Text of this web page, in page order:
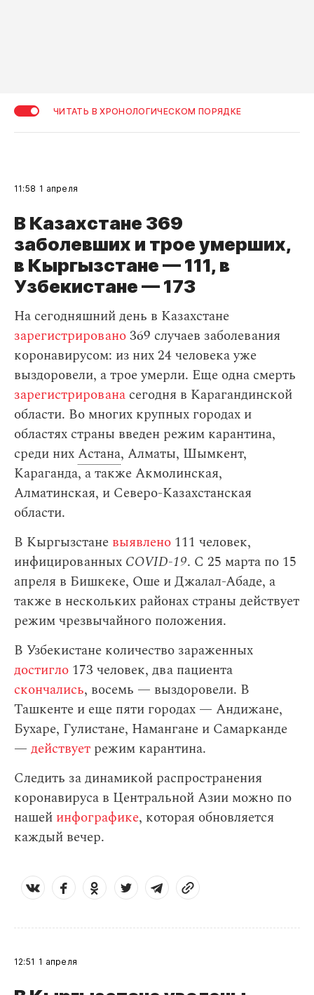
ЧИТАТЬ В ХРОНОЛОГИЧЕСКОМ ПОРЯДКЕ
11:58 1 апреля
В Казахстане 369
заболевших и трое умерших,
в Кыргызстане — 111, в
Узбекистане — 173
На сегодняшний день в Казахстане
зарегистрировано369 случаев заболевания
коронавирусом: из них 24 человека уже
выздоровели, а трое умерли. Еще одна смерть
зарегистрирована сегодня в Карагандинской
области. Во многих крупных городах и
областях страны введен режим карантина,
среди нихАстана, Алматы, Шымкент,
Караганда, а также Акмолинская,
Алматинская, и Северо-Казахстанская
области.
В Кыргызстане выявлено 111 человек,
инфицированных COVID-19. С 25 марта по 15
апреля в Бишкеке, Оше и Джалал-Абаде, а
также в нескольких районах страны действует
режим чрезвычайного положения.
В Узбекистане количество зараженных
достигло 173 человек, два пациента
скончались, восемь — выздоровели. В
Ташкенте и еще пяти городах — Андижане,
Бухаре, Гулистане, Намангане и Самарканде
— действует режим карантина.
Следить за динамикой распространения
коронавируса в Центральной Азии можно по
нашей инфографике, которая обновляется
каждый вечер.
12:51 1 апреля